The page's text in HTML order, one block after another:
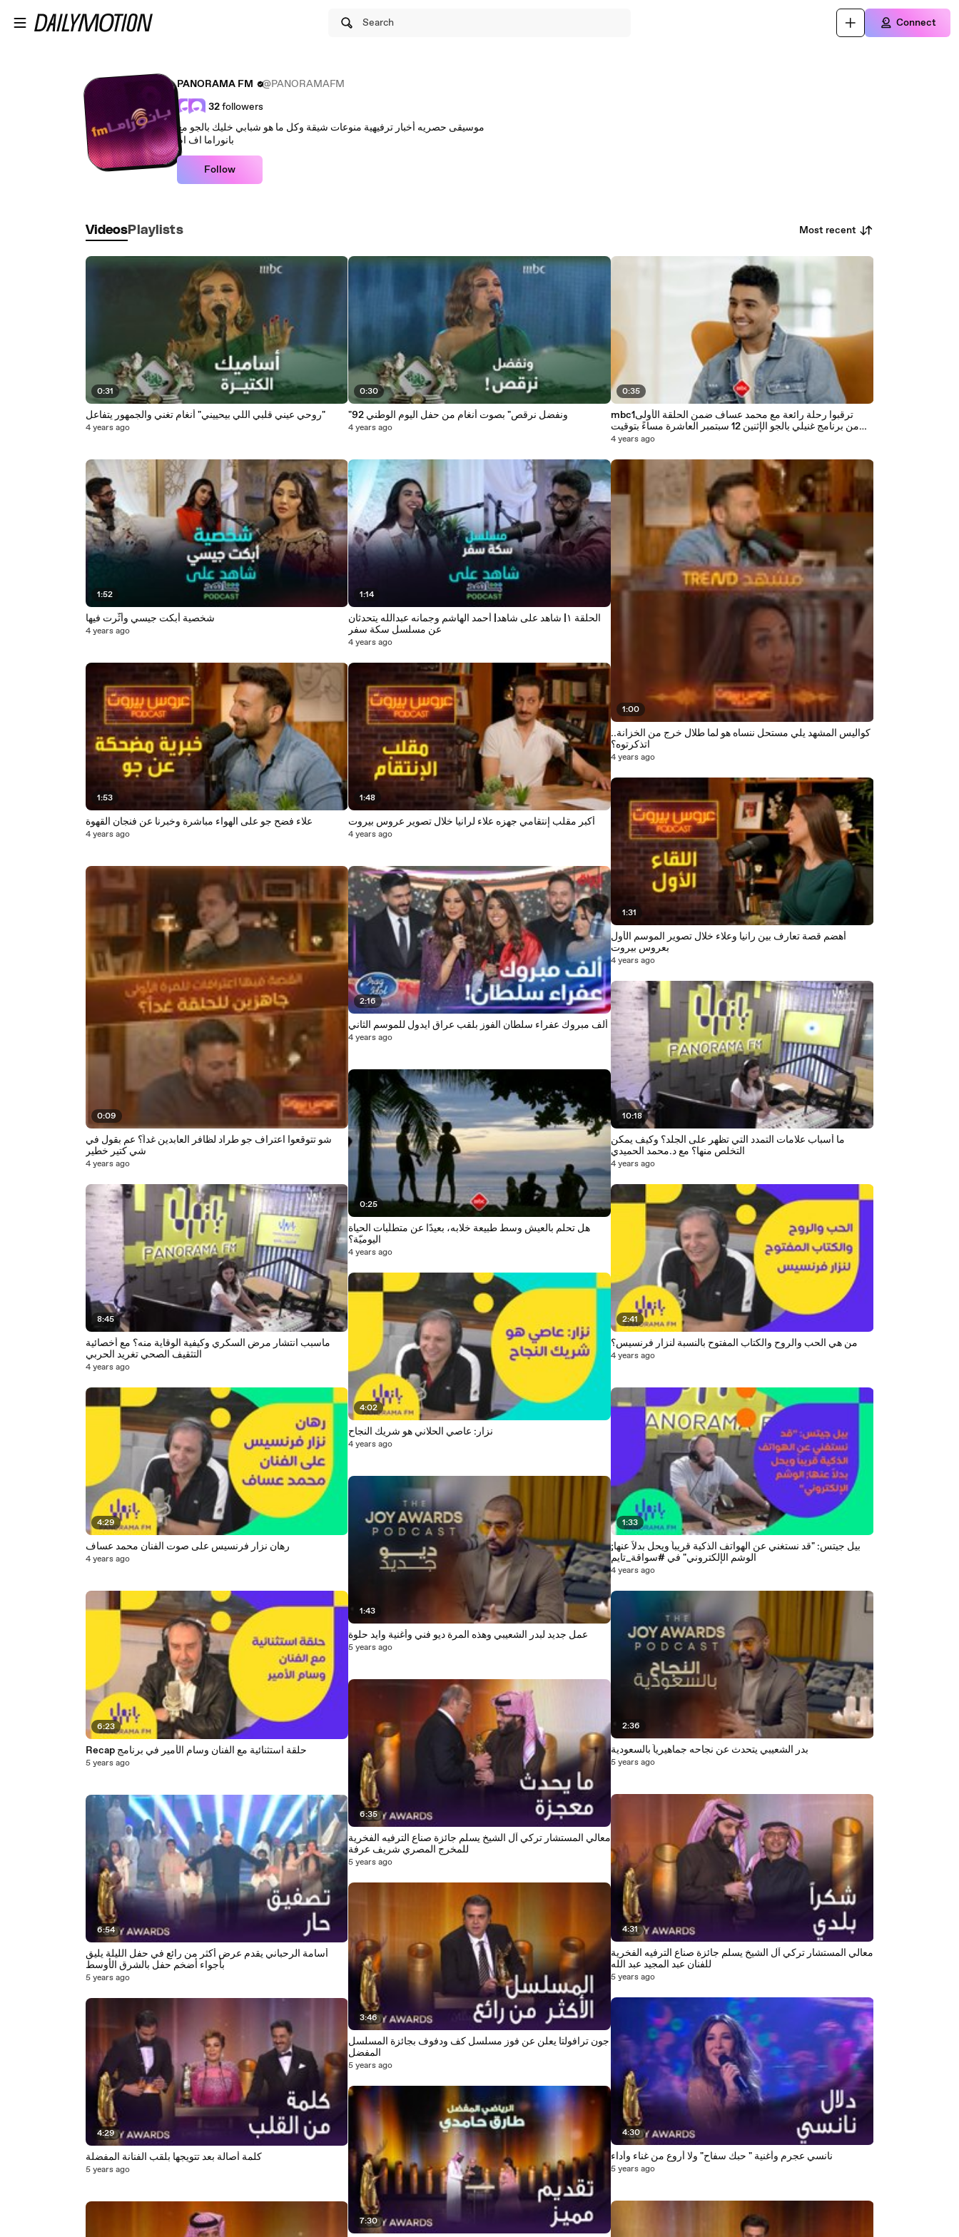
Search Connect
PANORAMA FM
@PANORAMAFM
32followers
بانوراما اف ام
Follow
Videos Playlists Most recent
0:31
روحي عيني قلبي اللي بيحييني" أنغام تغني والجمهور يتفاعل"
4 years ago
1:52
شخصية أبكت جيسي وأثّرت فيها
4 years ago
1:53
علاء فضح جو على الهواء مباشرة وخبرنا عن فنجان القهوة
4 years ago
0:09
شو تتوقعوا اعتراف جو طراد لظافر العابدين غداً؟ عم بقول في
شي كتير خطير
4 years ago
8:45
ماسبب انتشار مرض السكري وكيفية الوقاية منه؟ مع أخصائية
التثقيف الصحي تغريد الحربي
4 years ago
4:29
رهان نزار فرنسيس على صوت الفنان محمد عساف
4 years ago
6:23
Recap حلقة استثنائية مع الفنان وسام الأمير في برنامج
5 years ago
6:54
أسامة الرحباني يقدم عرض أكثر من رائع في حفل الليلة يليق
بأجواء أضخم حفل بالشرق الأوسط
5 years ago
4:29
كلمة أصالة بعد تتويجها بلقب الفنانة المفضلة
5 years ago
0:30
"ونفضل نرقص" بصوت أنغام من حفل اليوم الوطني 92
4 years ago
1:14
الحلقة ١| شاهد على شاهد| أحمد الهاشم وجمانه عبدالله يتحدثان
عن مسلسل سكة سفر
4 years ago
1:48
أكبر مقلب إنتقامي جهزه علاء لرانيا خلال تصوير عروس بيروت
4 years ago
2:16
ألف مبروك عفراء سلطان الفوز بلقب عراق ايدول للموسم الثاني
4 years ago
0:25
هل تحلم بالعيش وسط طبيعة خلابه، بعيدًا عن متطلّبات الحياة
اليوميّة؟
4 years ago
4:02
نزار: عاصي الحلاني هو شريك النجاح
4 years ago
1:43
عمل جديد لبدر الشعيبي وهذه المرة ديو فني وأغنية وايد حلوة
5 years ago
6:35
معالي المستشار تركي آل الشيخ يسلم جائزة صناع الترفيه الفخرية
للمخرج المصري شريف عرفة
5 years ago
3:46
جون ترافولتا يعلن عن فوز مسلسل كف ودفوف بجائزة المسلسل
المفضل
5 years ago
7:30
0:35
mbc1ترقبوا رحلة رائعة مع محمد عساف ضمن الحلقة الأولى
من برنامج غنيلي بالجو الإثنين 12 سبتمبر العاشرة مساءً بتوقيت
السعودية على
4 years ago
1:00
كواليس المشهد يلي مستحل ننساه هو لما طلال خرج من الخزانة..
اتذكرتوه؟
4 years ago
1:31
أهضم قصة تعارف بين رانيا وعلاء خلال تصوير الموسم الأول
بعروس بيروت
4 years ago
10:18
ما أسباب علامات التمدد التي تظهر على الجلد؟ وكيف يمكن
التخلص منها؟ مع د.محمد الحميدي
4 years ago
2:41
من هي الحب والروح والكتاب المفتوح بالنسبة لنزار فرنسيس؟
4 years ago
1:33
بيل جيتس: "قد نستغني عن الهواتف الذكية قريباً ويحل بدلاً عنها;
الوشم الإلكتروني" في #سواقة_تايم
4 years ago
2:36
بدر الشعيبي يتحدث عن نجاحه جماهيرياً بالسعودية
5 years ago
4:31
معالي المستشار تركي آل الشيخ يسلم جائزة صناع الترفيه الفخرية
للفنان عبد المجيد عبد الله
5 years ago
4:30
نانسي عجرم وأغنية " حبك سفاح" ولا أروع من غناء وأداء
5 years ago